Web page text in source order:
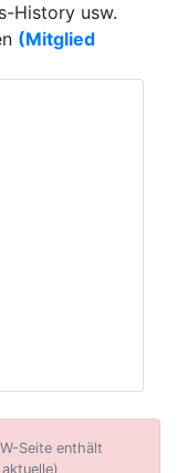
History usw.
(Mitglied
Seite enthält